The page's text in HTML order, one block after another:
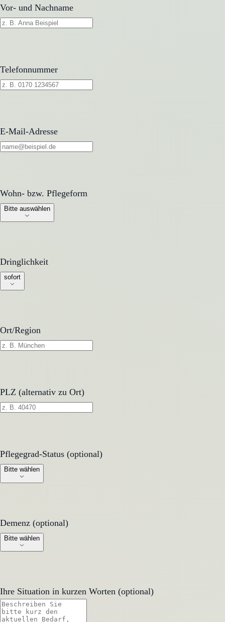
Vor- und Nachname
Telefonnummer
E-Mail-Adresse
Wohn- bzw. Pflegeform
Wohn- bzw. Pflegeform
Bitte auswählen
Dringlichkeit
Dringlichkeit
sofort
Ort/Region
PLZ (alternativ zu Ort)
Pflegegrad-Status (optional)
Pflegegrad-Status (optional)
Bitte wählen
Demenz (optional)
Demenz (optional)
Bitte wählen
Ihre Situation in kurzen Worten (optional)